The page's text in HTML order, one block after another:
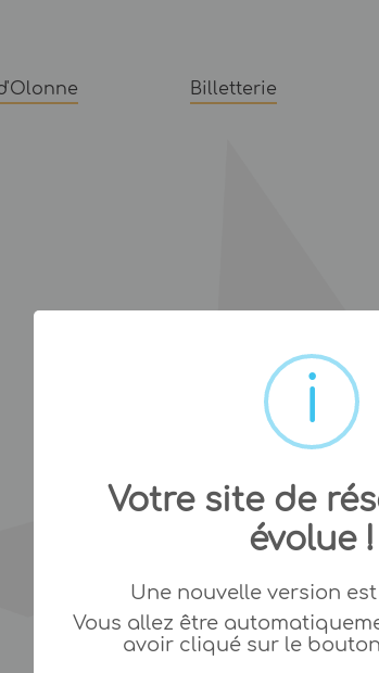
Billetterie
Votre site de
évolue !
Une nouvelle version
Vous allez être
avoir cliqué sur le